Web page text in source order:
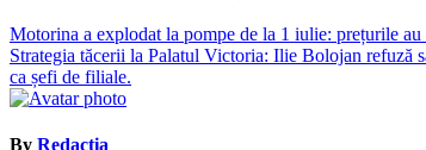
Navigare
în
articole
Motorina a explodat la pompe de la 1 iulie: prețurile
Strategia tăcerii la Palatul Victoria: Ilie Bolojan refuză
ca șefi de filiale.
By Redactia